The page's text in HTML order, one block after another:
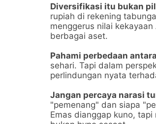
Diversifikasi itu bukan
rupiah di rekening
menggerus nilai
berbagai aset.
Pahami perbedaan
sehari. Tapi dalam
perlindungan nyata
Jangan percaya narasi
"pemenang" dan siapa
Emas dianggap kuno,